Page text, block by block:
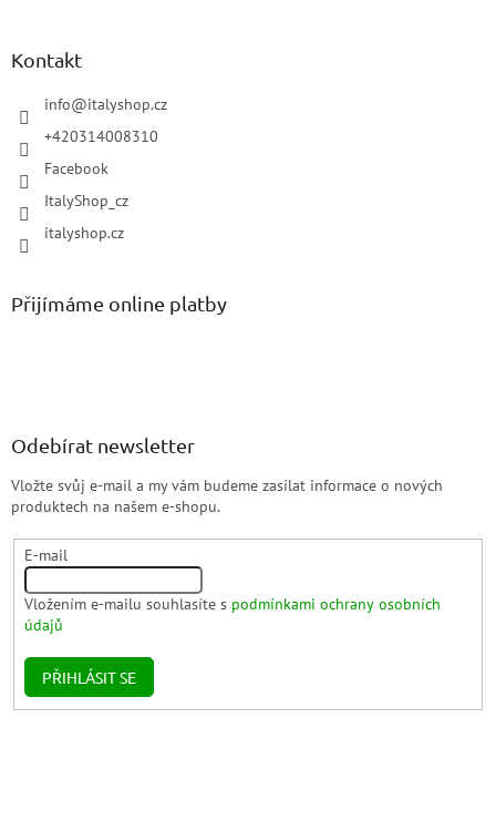
Kontakt
info@italyshop.cz
+420314008310
Facebook
ItalyShop_cz
italyshop.cz
Přijímáme online platby
Odebírat newsletter
Vložte svůj e-mail a my vám budeme zasílat informace o nových
produktech na našem e-shopu.
E-mail
Vložením e-mailu souhlasíte s podmínkami ochrany osobních
údajů
PŘIHLÁSIT SE